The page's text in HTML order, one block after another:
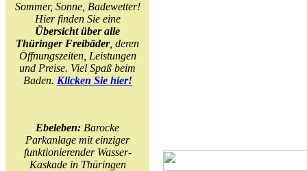
Sommer, Sonne, Badewetter!
Hier finden Sie eine
Übersicht über alle
Thüringer Freibäder, deren
Öffnungszeiten, Leistungen
und Preise. Viel Spaß beim
Baden. Klicken Sie hier!
Ebeleben: Barocke
Parkanlage mit einziger
funktionierender Wasser-
Kaskade in Thüringen